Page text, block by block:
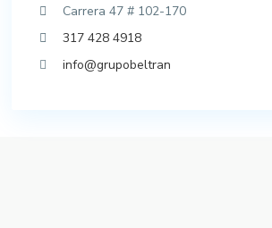
Carrera 47 # 102-170
317 428 4918
info@grupobeltran